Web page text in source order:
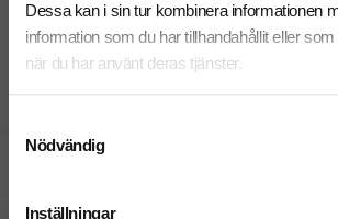
Dessa kan i sin tur kombinera informationen
information som du har tillhandahållit eller
när du har använt deras tjänster.
Nödvändig
Inställningar